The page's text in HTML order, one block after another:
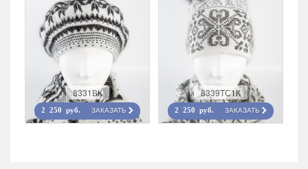
8331ВК
2 250 руб. ЗАКАЗАТЬ
8339TС1К
2 250 руб. ЗАКАЗАТЬ